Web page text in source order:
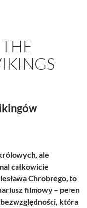
ólowych, ale
całkowicie
Chrobrego, to
filmowy – pełen
która